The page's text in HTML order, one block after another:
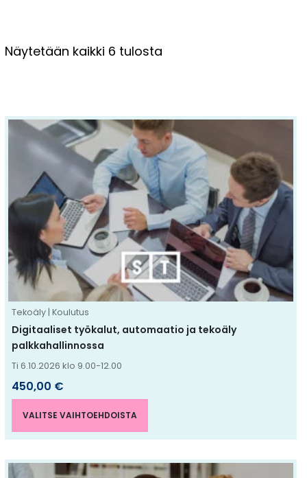
Näytetään kaikki 6 tulosta
Tekoäly | Koulutus
Digitaaliset työkalut, automaatio ja tekoäly
palkkahallinnossa
Ti 6.10.2026 klo 9.00-12.00
450,00 €
VALITSE VAIHTOEHDOISTA
Tällä
tuotteella
on
useampi
muunnelma.
Voit
tehdä
valinnat
tuotteen
sivulla.
Tällä